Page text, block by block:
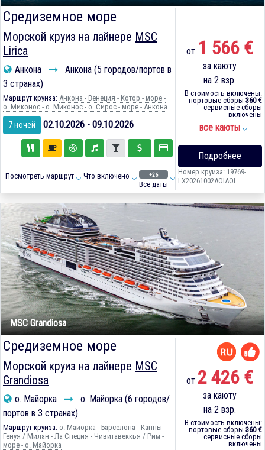
Средиземное море
Морской круиз на лайнере MSC
Lirica
Анкона
Анкона (5 городов/портов в
3 странах)
Маршрут круиза: Анкона - Венеция - Котор - море -
о. Миконос - о. Миконос - о. Сирос - море - Анкона
7 ночей 02.10.2026 - 09.10.2026
Посмотреть маршрут Что включено +26
Все даты
от 1 566 €
за каюту
на 2 взр.
В стоимость включены:
портовые сборы 360 €
сервисные сборы
включены
все каюты
Подробнее
Номер круиза: 19769-
LX20261002AOIAOI
MSC Grandiosa
Средиземное море
Морской круиз на лайнере MSC
Grandiosa
о. Майорка
о. Майорка (6 городов/
портов в 3 странах)
Маршрут круиза: о. Майорка - Барселона - Канны -
Генуя / Милан - Ла Специя - Чивитавеккья / Рим -
море - о. Майорка
от 2 426 €
за каюту
на 2 взр.
В стоимость включены:
портовые сборы 360 €
сервисные сборы
включены